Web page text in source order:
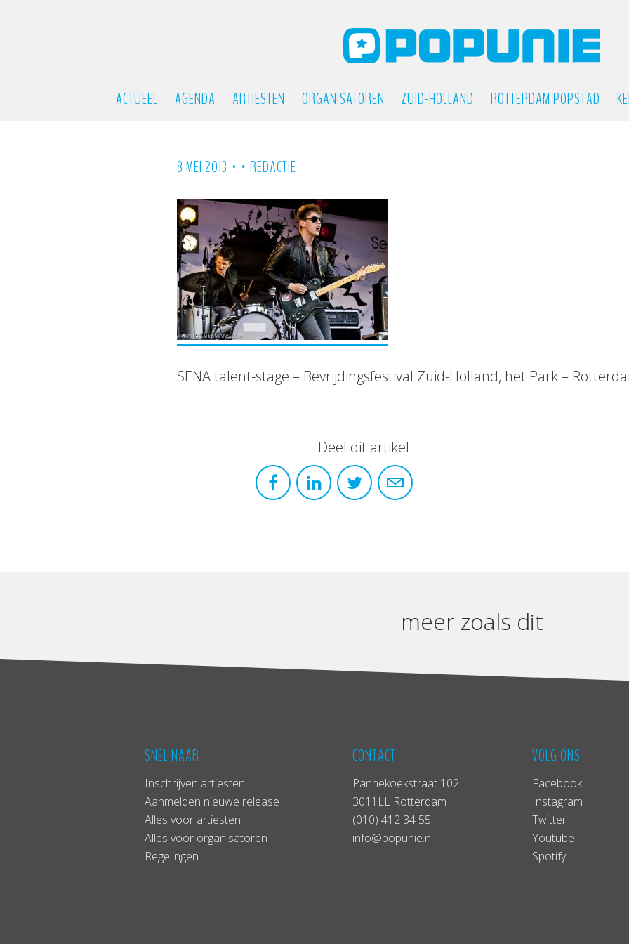
ACTUEEL AGENDA ARTIESTEN ORGANISATOREN ZUID-HOLLAND ROTTERDAM POPSTAD
8 MEI 2013 • • REDACTIE
SENA talent-stage – Bevrijdingsfestival Zuid-Holland, het Park –
Deel dit artikel:
meer zoals dit
SNEL NAAR
Inschrijven artiesten
Aanmelden nieuwe release
Alles voor artiesten
Alles voor organisatoren
Regelingen
CONTACT
Pannekoekstraat 102
3011LL Rotterdam
(010) 412 34 55
info@popunie.nl
VOLG ONS
Facebook
Instagram
Twitter
Youtube
Spotify